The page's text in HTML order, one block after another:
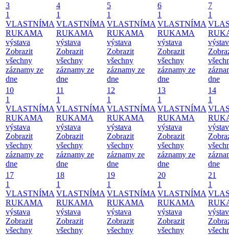
3
1
VLASTNÍMA
RUKAMA
výstava
Zobrazit
všechny
záznamy ze
dne
4
1
VLASTNÍMA
RUKAMA
výstava
Zobrazit
všechny
záznamy ze
dne
5
1
VLASTNÍMA
RUKAMA
výstava
Zobrazit
všechny
záznamy ze
dne
6
1
VLASTNÍMA
RUKAMA
výstava
Zobrazit
všechny
záznamy ze
dne
7
1
dne
10
1
VLASTNÍMA
RUKAMA
výstava
Zobrazit
všechny
záznamy ze
dne
11
1
VLASTNÍMA
RUKAMA
výstava
Zobrazit
všechny
záznamy ze
dne
12
1
VLASTNÍMA
RUKAMA
výstava
Zobrazit
všechny
záznamy ze
dne
13
1
VLASTNÍMA
RUKAMA
výstava
Zobrazit
všechny
záznamy ze
dne
14
1
dne
17
1
VLASTNÍMA
RUKAMA
výstava
Zobrazit
všechny
18
1
VLASTNÍMA
RUKAMA
výstava
Zobrazit
všechny
19
1
VLASTNÍMA
RUKAMA
výstava
Zobrazit
všechny
20
1
VLASTNÍMA
RUKAMA
výstava
Zobrazit
všechny
21
1